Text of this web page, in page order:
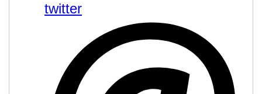
twitter